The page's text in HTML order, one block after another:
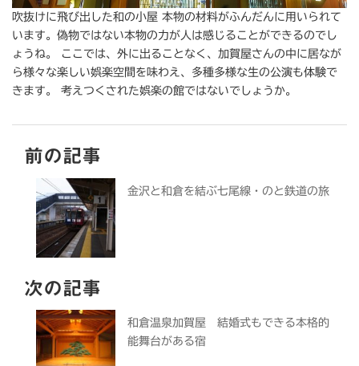
吹抜けに飛び出した和の小屋 本物の材料がふんだんに用いられて
います。偽物ではない本物の力が人は感じることができるのでし
ょうね。 ここでは、外に出ることなく、加賀屋さんの中に居なが
ら様々な楽しい娯楽空間を味わえ、多種多様な生の公演も体験で
きます。 考えつくされた娯楽の館ではないでしょうか。
前の記事
金沢と和倉を結ぶ七尾線・のと鉄道の旅
次の記事
和倉温泉加賀屋 結婚式もできる本格的
能舞台がある宿